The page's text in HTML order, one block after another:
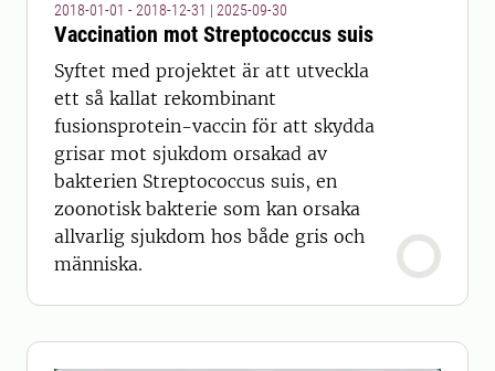
2018-01-01 - 2018-12-31 | 2025-09-30
Vaccination mot Streptococcus suis
Syftet med projektet är att utveckla
ett så kallat rekombinant
fusionsprotein-vaccin för att skydda
grisar mot sjukdom orsakad av
bakterien Streptococcus suis, en
zoonotisk bakterie som kan orsaka
allvarlig sjukdom hos både gris och
människa.